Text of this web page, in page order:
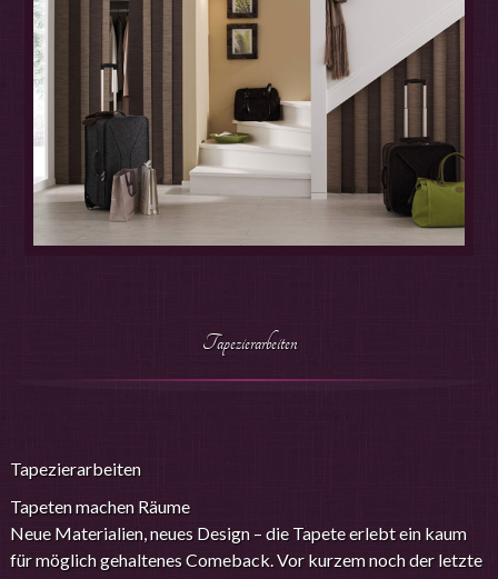
schafft eine besonders wohnliche Atmosphäre.
Zu den Vorteilen zählen neben der guten Schall- und
Wärmeisolation vor allen Dingen die entfallenden
Vorbereitungsarbeiten der Untergründe. Bei Neubauten
kann auf Feinputz, Abziehen, Glätten und Kleben
verzichtet werden. Somit entfallen teure Warte- und
Trockenzeiten.
Darüber hinaus können, je nach Beanspruchung,
Bei Renovierungen brauchen nur lose
Wandbespannungen entfernt werden. Durch die saubere
und trockene Arbeitsweise kann selbst in Hotels und
Die positiven Eigenschaften einer Wandbespannung lässt
Wohnungsbesitzer immer wieder auf diese Art der
Raumgestaltung zurückgreifen. Besonders in hohen alten
Räumen stellen sich die positiven Eigenschaften der
Tapezierarbeiten
Tapezierarbeiten
Tapeten machen Räume
Neue Materialien, neues Design – die Tapete erlebt ein kaum
für möglich gehaltenes Comeback. Vor kurzem noch der letzte